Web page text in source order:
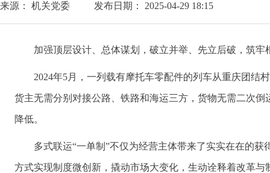
来源： 机关党委 发布日期： 2025-04-29 18:15
加强顶层设计、总体谋划，破立并举、先立后破，筑
2024年5月，一列载有摩托车零配件的列车从重庆团结
货主无需分别对接公路、铁路和海运三方，货物无需二次
降低。
多式联运“一单制”不仅为经营主体带来了实实在在的
方式实现制度微创新，撬动市场大变化，生动诠释着改革与